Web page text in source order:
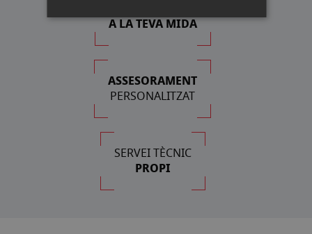
A LA TEVA MIDA
ASSESORAMENT
PERSONALITZAT
SERVEI TÈCNIC
PROPI